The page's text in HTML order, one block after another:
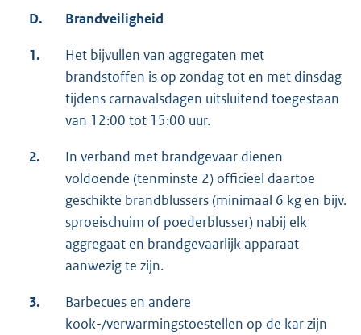
D. Brandveiligheid
1.
Het bijvullen van aggregaten met
brandstoffen is op zondag tot en met dinsdag
tijdens carnavalsdagen uitsluitend toegestaan
van 12:00 tot 15:00 uur.
2.
In verband met brandgevaar dienen
voldoende (tenminste 2) officieel daartoe
geschikte brandblussers (minimaal 6 kg en bijv.
sproeischuim of poederblusser) nabij elk
aggregaat en brandgevaarlijk apparaat
aanwezig te zijn.
3.
Barbecues en andere
kook-/verwarmingstoestellen op de kar zijn